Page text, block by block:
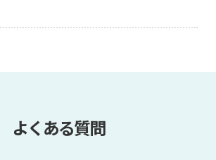
よくある質問